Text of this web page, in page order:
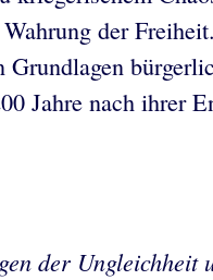
der
Jahre nach ihrer
der Ungleichheit